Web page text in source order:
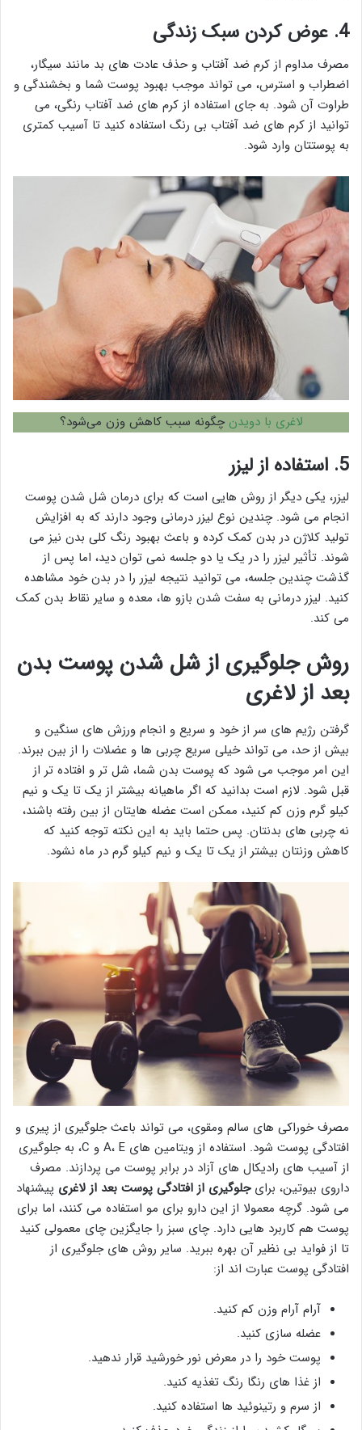
4. عوض کردن سبک زندگی
مصرف مداوم از کرم ضد آفتاب و حذف عادت های بد مانند سیگار،
اضطراب و استرس، می تواند موجب بهبود پوست شما و بخشندگی و
طراوت آن شود. به جای استفاده از کرم های ضد آفتاب رنگی، می
توانید از کرم های ضد آفتاب بی رنگ استفاده کنید تا آسیب کمتری
به پوستتان وارد شود.
لاغری با دویدن چگونه سبب کاهش وزن می‌شود؟
5. استفاده از لیزر
لیزر، یکی دیگر از روش هایی است که برای درمان شل شدن پوست
انجام می شود. چندین نوع لیزر درمانی وجود دارند که به افزایش
تولید کلاژن در بدن کمک کرده و باعث بهبود رنگ کلی بدن نیز می
شوند. تأثیر لیزر را در یک یا دو جلسه نمی توان دید، اما پس از
گذشت چندین جلسه، می توانید نتیجه لیزر را در بدن خود مشاهده
کنید. لیزر درمانی به سفت شدن بازو ها، معده و سایر نقاط بدن کمک
می کند.
روش جلوگیری از شل شدن پوست بدن
بعد از لاغری
گرفتن رژیم های سر از خود و سریع و انجام ورزش های سنگین و
بیش از حد، می تواند خیلی سریع چربی ها و عضلات را از بین ببرند.
این امر موجب می شود که پوست بدن شما، شل تر و افتاده تر از
قبل شود. لازم است بدانید که اگر ماهیانه بیشتر از یک تا یک و نیم
کیلو گرم وزن کم کنید، ممکن است عضله هایتان از بین رفته باشند،
نه چربی های بدنتان. پس حتما باید به این نکته توجه کنید که
کاهش وزنتان بیشتر از یک تا یک و نیم کیلو گرم در ماه نشود.
مصرف خوراکی های سالم ومقوی، می تواند باعث جلوگیری از پیری و
افتادگی پوست شود. استفاده از ویتامین های A، E و C، به جلوگیری
از آسیب های رادیکال های آزاد در برابر پوست می پردازند. مصرف
داروی بیوتین، برایجلوگیری از افتادگی پوست بعد از لاغری پیشنهاد
می شود. گرچه معمولا از این دارو برای مو استفاده می کنند، اما برای
پوست هم کاربرد هایی دارد. چای سبز را جایگزین چای معمولی کنید
تا از فواید بی نظیر آن بهره ببرید. سایر روش های جلوگیری از
افتادگی پوست عبارت اند از:
آرام آرام وزن کم کنید.
عضله سازی کنید.
پوست خود را در معرض نور خورشید قرار ندهید.
از غذا های رنگا رنگ تغذیه کنید.
از سرم و رتینوئید ها استفاده کنید.